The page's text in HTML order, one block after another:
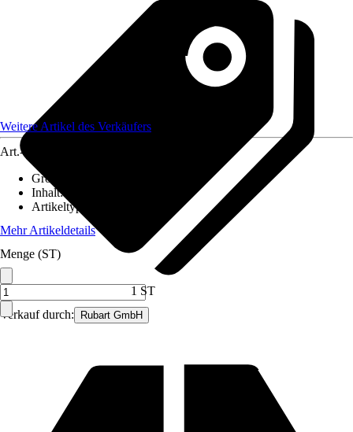
Verkauf durch: Rubart GmbH
Weitere Artikel des Verkäufers
Art.-Nr.
Größe
Inhalt:
Artikeltyp
Mehr Artikeldetails
Menge (ST)
1 ST